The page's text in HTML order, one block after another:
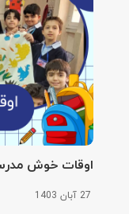
اوقات خوش
27 آبان 1403